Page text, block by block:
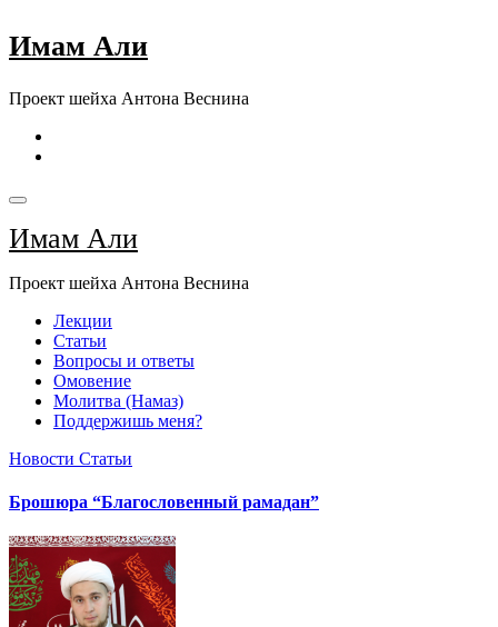
Перейти
к
Имам Али
Проект шейха Антона Веснина
Имам Али
Проект шейха Антона Веснина
Лекции
Статьи
Вопросы и ответы
Омовение
Молитва (Намаз)
Поддержишь меня?
Новости Статьи
Брошюра “Благословенный рамадан”